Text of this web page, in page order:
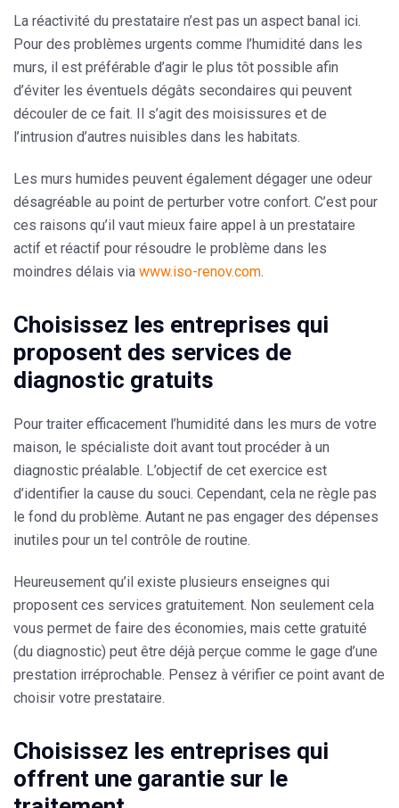
La réactivité du prestataire n’est pas un aspect banal ici.
Pour des problèmes urgents comme l’humidité dans les
murs, il est préférable d’agir le plus tôt possible afin
d’éviter les éventuels dégâts secondaires qui peuvent
découler de ce fait. Il s’agit des moisissures et de
l’intrusion d’autres nuisibles dans les habitats.
Les murs humides peuvent également dégager une odeur
désagréable au point de perturber votre confort. C’est pour
ces raisons qu’il vaut mieux faire appel à un prestataire
actif et réactif pour résoudre le problème dans les
moindres délais via www.iso-renov.com.
Choisissez les entreprises qui
proposent des services de
diagnostic gratuits
Pour traiter efficacement l’humidité dans les murs de votre
maison, le spécialiste doit avant tout procéder à un
diagnostic préalable. L’objectif de cet exercice est
d’identifier la cause du souci. Cependant, cela ne règle pas
le fond du problème. Autant ne pas engager des dépenses
inutiles pour un tel contrôle de routine.
Heureusement qu’il existe plusieurs enseignes qui
proposent ces services gratuitement. Non seulement cela
vous permet de faire des économies, mais cette gratuité
(du diagnostic) peut être déjà perçue comme le gage d’une
prestation irréprochable. Pensez à vérifier ce point avant de
choisir votre prestataire.
Choisissez les entreprises qui
offrent une garantie sur le